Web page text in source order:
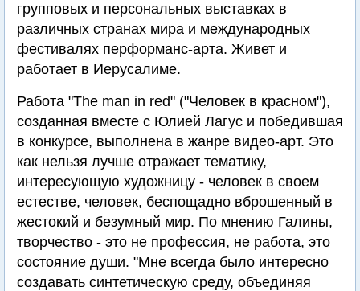
групповых и персональных выставках в
различных странах мира и международных
фестивалях перформанс-арта. Живет и
работает в Иерусалиме.
Работа "Thе man in red" ("Человек в красном"),
созданная вместе с Юлией Лагус и победившая
в конкурсе, выполнена в жанре видео-арт. Это
как нельзя лучше отражает тематику,
интересующую художницу - человек в своем
естестве, человек, беспощадно вброшенный в
жестокий и безумный мир. По мнению Галины,
творчество - это не профессия, не работа, это
состояние души. "Мне всегда было интересно
создавать синтетическую среду, объединяя